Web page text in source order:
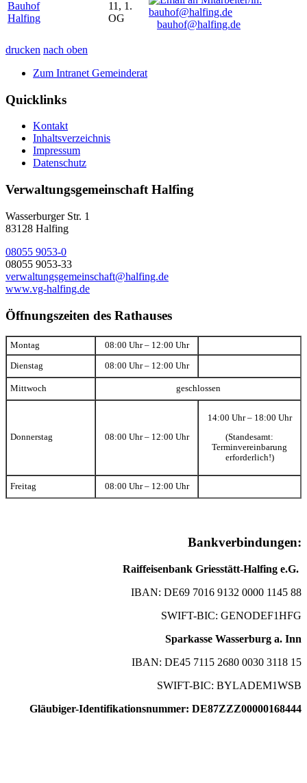
Bauhof
Halfing
11, 1.
OG
bauhof@halfing.de
drucken nach oben
Zum Intranet Gemeinderat
Quicklinks
Kontakt
Inhaltsverzeichnis
Impressum
Datenschutz
Verwaltungsgemeinschaft Halfing
Wasserburger Str. 1
83128 Halfing
08055 9053-0
08055 9053-33
verwaltungsgemeinschaft@halfing.de
www.vg-halfing.de
Öffnungszeiten des Rathauses
Montag 08:00 Uhr – 12:00 Uhr
Dienstag 08:00 Uhr – 12:00 Uhr
Mittwoch geschlossen
Donnerstag 08:00 Uhr – 12:00 Uhr
14:00 Uhr – 18:00 Uhr
(Standesamt:
Terminvereinbarung
erforderlich!)
Freitag 08:00 Uhr – 12:00 Uhr
Bankverbindungen:
Raiffeisenbank Griesstätt-Halfing e.G.
IBAN: DE69 7016 9132 0000 1145 88
SWIFT-BIC: GENODEF1HFG
Sparkasse Wasserburg a. Inn
IBAN: DE45 7115 2680 0030 3118 15
SWIFT-BIC: BYLADEM1WSB
Gläubiger-Identifikationsnummer: DE87ZZZ00000168444